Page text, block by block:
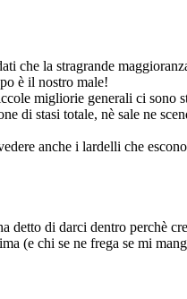
che la stragrande
è il nostro male!
migliorie generali ci sono
di stasi totale, nè sale ne
anche i lardelli che
detto di darci dentro perchè
(e chi se ne frega se mi